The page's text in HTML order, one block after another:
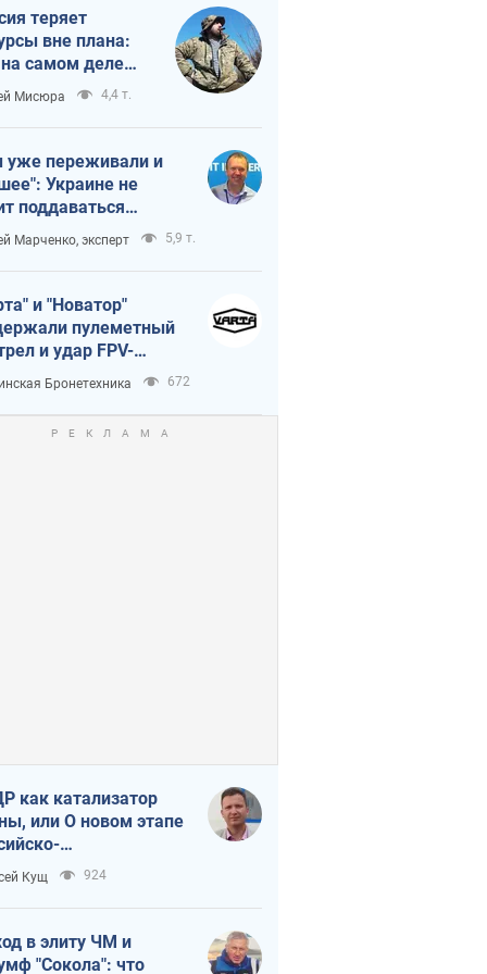
теряет
вне плана:
на самом деле
темп войны
Мисюра 4,4 т.
переживали и
Украине не
поддаваться
из-за
террора
Марченко, эксперт 5,9 т.
и "Новатор"
пулеметный
и удар FPV-
сохранив жизнь
ВСУ
Бронетехника 672
как катализатор
или О новом этапе
союза
Кущ 924
в элиту ЧМ и
"Сокола": что